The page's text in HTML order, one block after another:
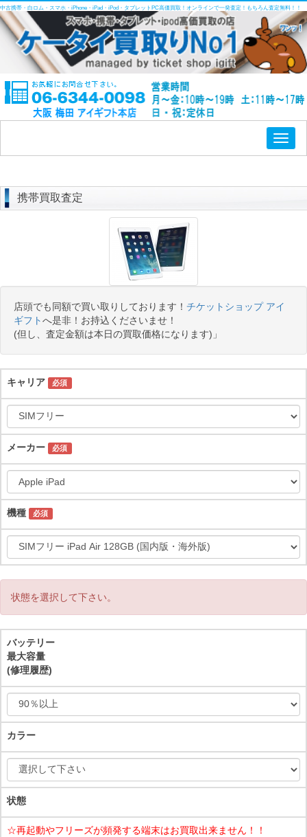
中古携帯・白ロム・スマホ・iPhone・iPad・iPod・タブレットPC高価買取！オンラインで一発査定！もちろん査定無料！！
携帯買取査定
店頭でも同額で買い取りしております！ チケットショップ アイ
ギフトへ是非！お持込くださいませ！
(但し、査定金額は本日の買取価格になります)」
キャリア 必須
メーカー 必須
機種 必須
状態を選択して下さい。
バッテリー
最大容量
(修理履歴)
カラー
状態
☆再起動やフリーズが頻発する端末はお買取出来ません！！